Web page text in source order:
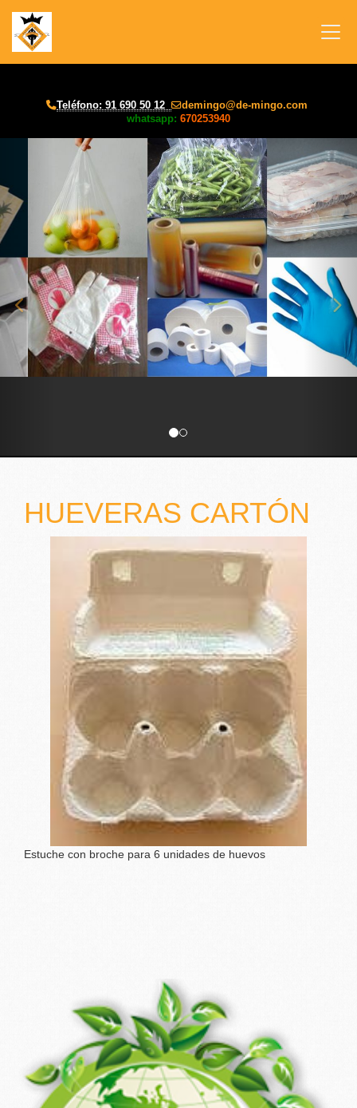
Teléfono: 91 690 50 12 demingo
de-mingo.com
whatsapp: 670253940
HUEVERAS CARTÓN
Estuche con broche para 6 unidades de huevos